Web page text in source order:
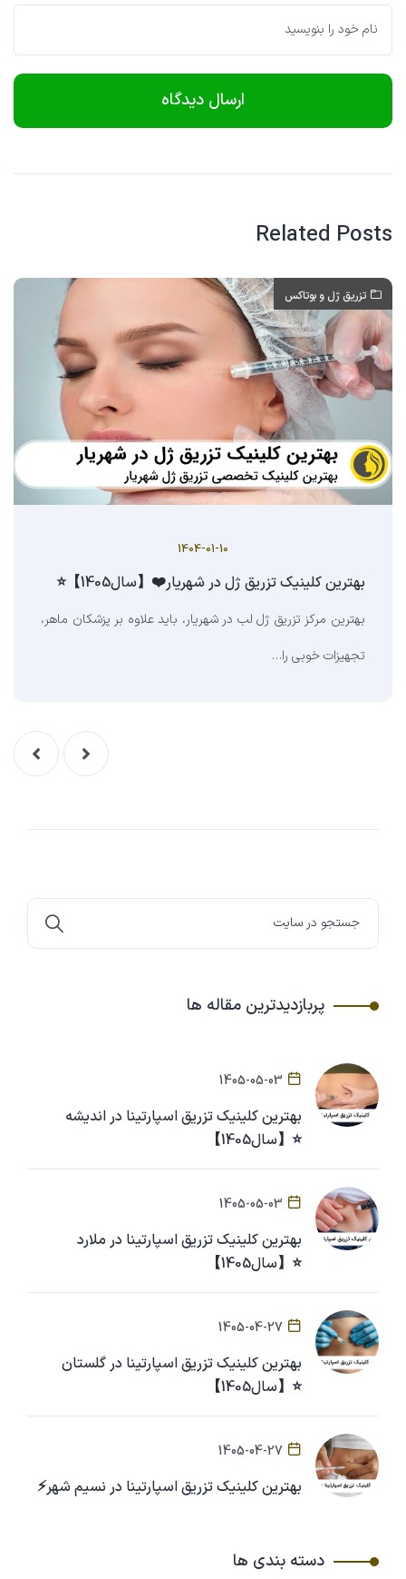
Related Posts
تزریق ژل و بوتاکس
1404-01-10
بهترین کلینیک تزریق ژل در شهریار❤️【سال1405】⭐
بهترین مرکز تزریق ژل لب در شهریار، باید علاوه بر پزشکان ماهر،
تجهیزات خوبی را…
پربازدیدترین مقاله ها
1405-05-03
بهترین کلینیک تزریق اسپارتینا در اندیشه
⭐【سال1405】
1405-05-03
بهترین کلینیک تزریق اسپارتینا در ملارد
⭐【سال1405】
1405-04-27
بهترین کلینیک تزریق اسپارتینا در گلستان
⭐【سال1405】
1405-04-27
بهترین کلینیک تزریق اسپارتینا در نسیم شهر⚡
دسته بندی ها